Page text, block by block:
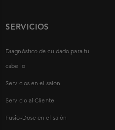
SERVICIOS
Diagnóstico de cuidado para tu
cabello
Servicios en el salón
Servicio al Cliente
Fusio-Dose en el salón